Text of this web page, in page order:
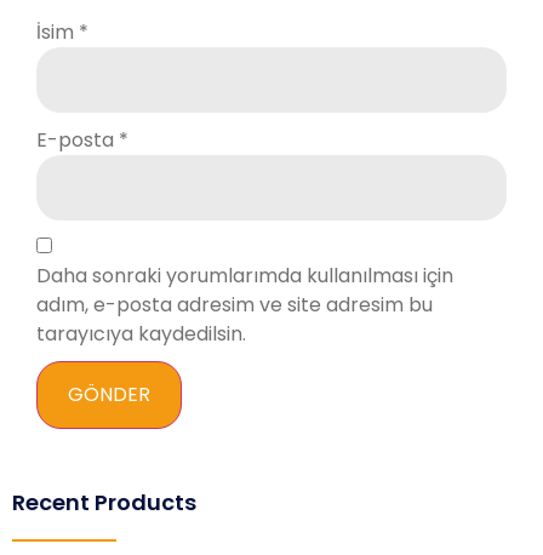
İsim *
E-posta *
Daha sonraki yorumlarımda kullanılması için
adım, e-posta adresim ve site adresim bu
tarayıcıya kaydedilsin.
Recent Products